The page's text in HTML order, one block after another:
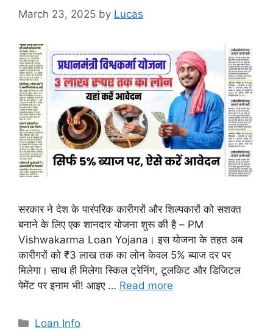
March 23, 2025 by Lucas
सरकार ने देश के पारंपरिक कारीगरों और शिल्पकारों को सशक्त
बनाने के लिए एक शानदार योजना शुरू की है – PM
Vishwakarma Loan Yojana। इस योजना के तहत अब
कारीगरों को ₹3 लाख तक का लोन केवल 5% ब्याज दर पर
मिलेगा। साथ ही मिलेगा स्किल ट्रेनिंग, टूलकिट और डिजिटल
पेमेंट पर इनाम भी! आइए … Read more
Categories
Loan Info